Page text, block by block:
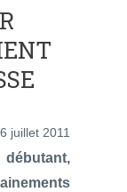
juillet 2011
débutant,